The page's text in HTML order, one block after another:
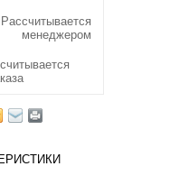
Рассчитывается
менеджером